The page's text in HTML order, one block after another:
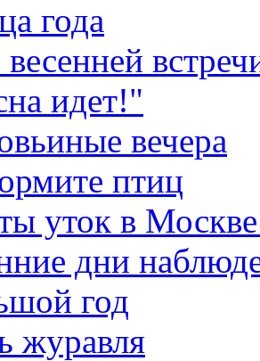
года
идет!"
вечера
птиц
уток в
дни
год
журавля